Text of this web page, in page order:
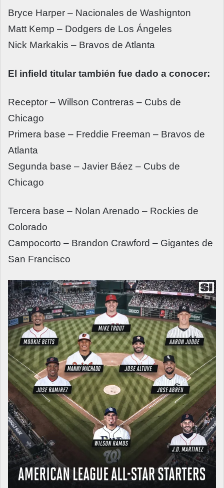
Bryce Harper – Nacionales de Washignton
Matt Kemp – Dodgers de Los Ángeles
Nick Markakis – Bravos de Atlanta
El infield titular también fue dado a conocer:
Receptor – Willson Contreras – Cubs de
Chicago
Primera base – Freddie Freeman – Bravos de
Atlanta
Segunda base – Javier Báez – Cubs de
Chicago
Tercera base – Nolan Arenado – Rockies de
Colorado
Campocorto – Brandon Crawford – Gigantes de
San Francisco